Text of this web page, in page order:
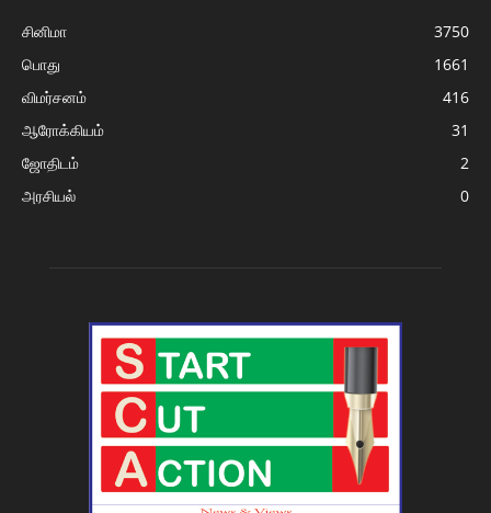
சினிமா
3750
பொது
1661
விமர்சனம்
416
ஆரோக்கியம்
31
ஜோதிடம்
2
அரசியல்
0